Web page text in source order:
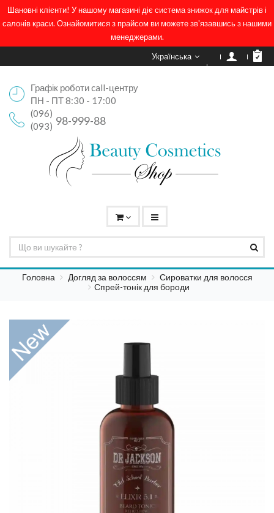
Шановні клієнти! У нашому магазині діє система знижок для майстрів і
салонів краси. Ознайомитися з прайсом ви можете зв'язавшись з нашими
менеджерами.
Українська
Графік роботи call-центру
ПН - ПТ 8:30 - 17:00
(096)
98-999-88
(093)
Головна Догляд за волоссям
Сироватки для волосся
Спрей-тонік для бороди